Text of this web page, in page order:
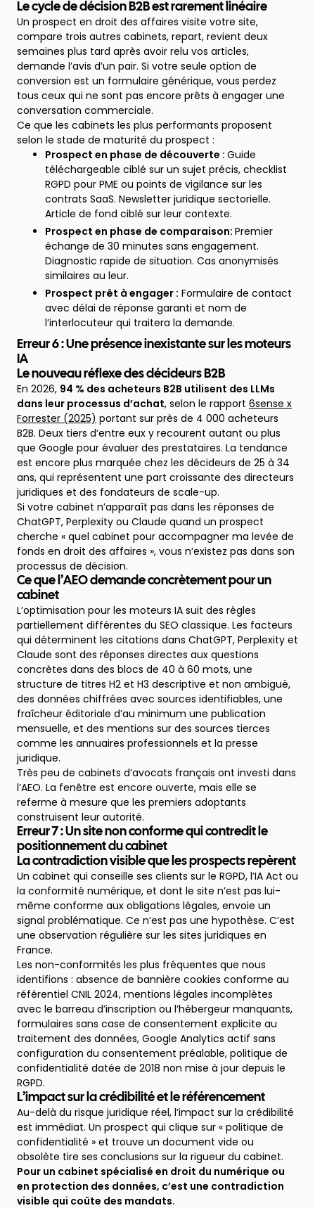
Le cycle de décision B2B est rarement linéaire
Un prospect en droit des affaires visite votre site,
compare trois autres cabinets, repart, revient deux
semaines plus tard après avoir relu vos articles,
demande l’avis d’un pair. Si votre seule option de
conversion est un formulaire générique, vous perdez
tous ceux qui ne sont pas encore prêts à engager une
conversation commerciale.
Ce que les cabinets les plus performants proposent
selon le stade de maturité du prospect :
Prospect en phase de découverte : Guide
téléchargeable ciblé sur un sujet précis, checklist
RGPD pour PME ou points de vigilance sur les
contrats SaaS. Newsletter juridique sectorielle.
Article de fond ciblé sur leur contexte.
Prospect en phase de comparaison: Premier
échange de 30 minutes sans engagement.
Diagnostic rapide de situation. Cas anonymisés
similaires au leur.
Prospect prêt à engager : Formulaire de contact
avec délai de réponse garanti et nom de
l’interlocuteur qui traitera la demande.
Erreur 6 : Une présence inexistante sur les moteurs
IA
Le nouveau réflexe des décideurs B2B
En 2026, 94 % des acheteurs B2B utilisent des LLMs
dans leur processus d’achat, selon le rapport 6sense x
Forrester (2025) portant sur près de 4 000 acheteurs
B2B. Deux tiers d’entre eux y recourent autant ou plus
que Google pour évaluer des prestataires. La tendance
est encore plus marquée chez les décideurs de 25 à 34
ans, qui représentent une part croissante des directeurs
juridiques et des fondateurs de scale-up.
Si votre cabinet n’apparaît pas dans les réponses de
ChatGPT, Perplexity ou Claude quand un prospect
cherche « quel cabinet pour accompagner ma levée de
fonds en droit des affaires », vous n’existez pas dans son
processus de décision.
Ce que l’AEO demande concrètement pour un
cabinet
L’optimisation pour les moteurs IA suit des règles
partiellement différentes du SEO classique. Les facteurs
qui déterminent les citations dans ChatGPT, Perplexity et
Claude sont des réponses directes aux questions
concrètes dans des blocs de 40 à 60 mots, une
structure de titres H2 et H3 descriptive et non ambiguë,
des données chiffrées avec sources identifiables, une
fraîcheur éditoriale d’au minimum une publication
mensuelle, et des mentions sur des sources tierces
comme les annuaires professionnels et la presse
juridique.
Très peu de cabinets d’avocats français ont investi dans
l’AEO. La fenêtre est encore ouverte, mais elle se
referme à mesure que les premiers adoptants
construisent leur autorité.
Erreur 7 : Un site non conforme qui contredit le
positionnement du cabinet
La contradiction visible que les prospects repèrent
Un cabinet qui conseille ses clients sur le RGPD, l’IA Act ou
la conformité numérique, et dont le site n’est pas lui-
même conforme aux obligations légales, envoie un
signal problématique. Ce n’est pas une hypothèse. C’est
une observation régulière sur les sites juridiques en
France.
Les non-conformités les plus fréquentes que nous
identifions : absence de bannière cookies conforme au
référentiel CNIL 2024, mentions légales incomplètes
avec le barreau d’inscription ou l’hébergeur manquants,
formulaires sans case de consentement explicite au
traitement des données, Google Analytics actif sans
configuration du consentement préalable, politique de
confidentialité datée de 2018 non mise à jour depuis le
RGPD.
L’impact sur la crédibilité et le référencement
Au-delà du risque juridique réel, l’impact sur la crédibilité
est immédiat. Un prospect qui clique sur « politique de
confidentialité » et trouve un document vide ou
obsolète tire ses conclusions sur la rigueur du cabinet.
Pour un cabinet spécialisé en droit du numérique ou
en protection des données, c’est une contradiction
visible qui coûte des mandats.